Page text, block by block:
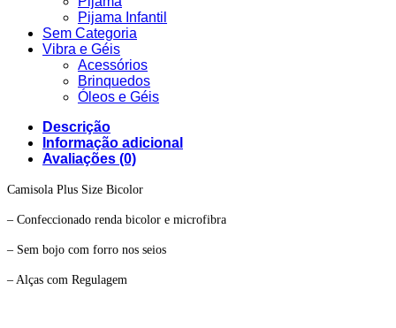
Pijama Infantil
Sem Categoria
Vibra e Géis
Acessórios
Brinquedos
Óleos e Géis
Descrição
Informação adicional
Avaliações (0)
Camisola Plus Size Bicolor
– Confeccionado renda bicolor e microfibra
– Sem bojo com forro nos seios
– Alças com Regulagem